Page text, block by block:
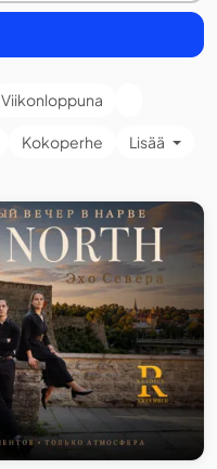
Viikonloppuna
Kokoperhe Lisää